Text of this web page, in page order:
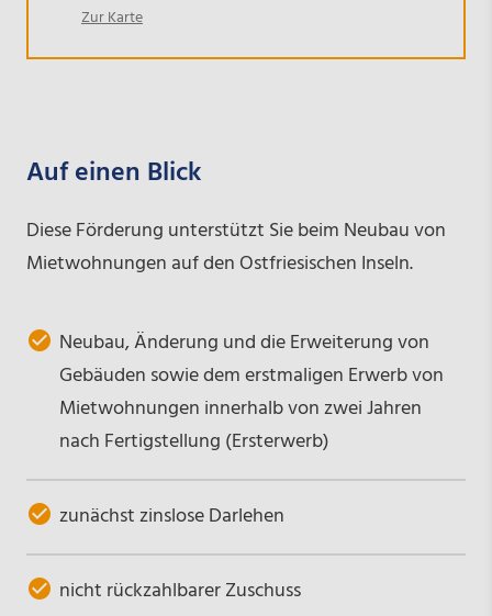
Zur Karte
Auf einen Blick
Diese Förderung unterstützt Sie beim Neubau von
Mietwohnungen auf den Ostfriesischen Inseln.
Neubau, Änderung und die Erweiterung von
Gebäuden sowie dem erstmaligen Erwerb von
Mietwohnungen innerhalb von zwei Jahren
nach Fertigstellung (Ersterwerb)
zunächst zinslose Darlehen
nicht rückzahlbarer Zuschuss